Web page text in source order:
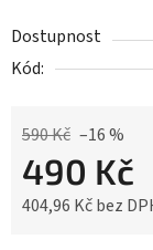
Dostupnost
Kód:
590 Kč –16 %
490 Kč
404,96 Kč bez